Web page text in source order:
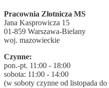
Pracownia Złotnicza MS
Jana Kasprowicza 15
01-859 Warszawa-Bielany
woj. mazowieckie
Czynne:
pon.-pt. 11:00 - 18:00
sobota: 11:00 - 14:00
(w soboty czynne od listopada